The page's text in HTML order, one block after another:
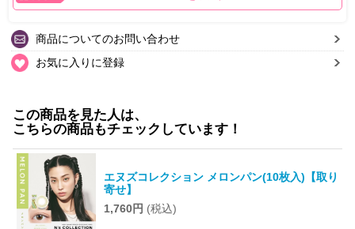
商品についてのお問い合わせ
お気に入りに登録
この商品を見た人は、
こちらの商品もチェックしています！
エヌズコレクション メロンパン(10枚入)【取り
寄せ】
1,760円 (税込)